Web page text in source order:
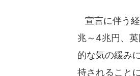
宣言に伴う
兆～4兆円、
的な気の緩み
持されること